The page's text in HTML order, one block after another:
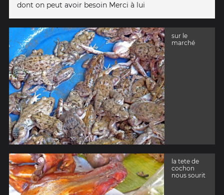
dont on peut avoir besoin Merci à lui
sur le
marché
la tete de
cochon
nous sourit